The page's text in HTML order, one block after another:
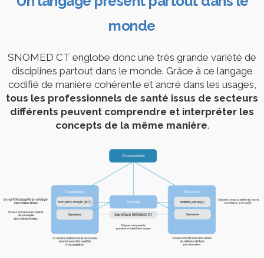
monde
SNOMED CT englobe donc une très grande variété de
disciplines partout dans le monde. Grâce à ce langage
codifié de manière cohérente et ancré dans les usages,
tous les professionnels de santé issus de secteurs
différents peuvent comprendre et interpréter les
concepts de la même manière.